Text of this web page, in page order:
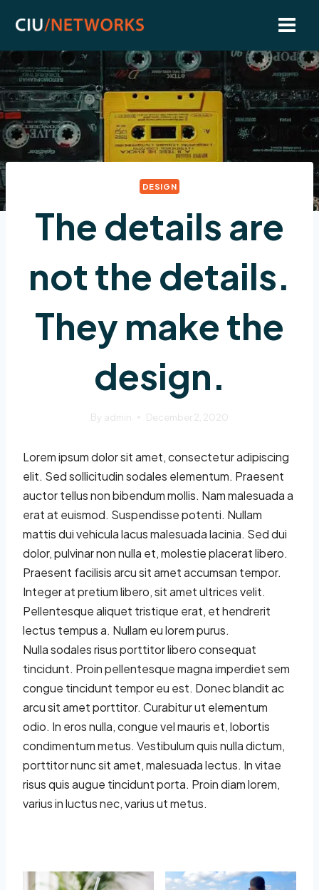
DESIGN
The details are
not the details.
They make the
design.
By admin December 2, 2020
Lorem ipsum dolor sit amet, consectetur adipiscing
elit. Sed sollicitudin sodales elementum. Praesent
auctor tellus non bibendum mollis. Nam malesuada a
erat at euismod. Suspendisse potenti. Nullam
mattis dui vehicula lacus malesuada lacinia. Sed dui
dolor, pulvinar non nulla et, molestie placerat libero.
Praesent facilisis arcu sit amet accumsan tempor.
Integer at pretium libero, sit amet ultrices velit.
Pellentesque aliquet tristique erat, et hendrerit
lectus tempus a. Nullam eu lorem purus.
Nulla sodales risus porttitor libero consequat
tincidunt. Proin pellentesque magna imperdiet sem
congue tincidunt tempor eu est. Donec blandit ac
arcu sit amet porttitor. Curabitur ut elementum
odio. In eros nulla, congue vel mauris et, lobortis
condimentum metus. Vestibulum quis nulla dictum,
porttitor nunc sit amet, malesuada lectus. In vitae
risus quis augue tincidunt porta. Proin diam lorem,
varius in luctus nec, varius ut metus.